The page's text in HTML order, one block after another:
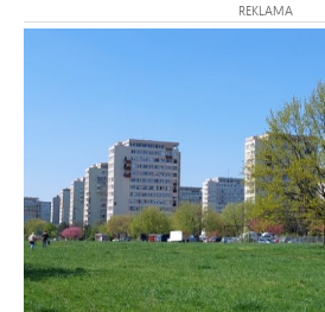
REKLAMA